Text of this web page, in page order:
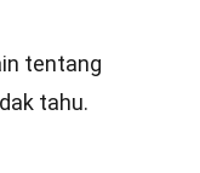
tentang
tahu.